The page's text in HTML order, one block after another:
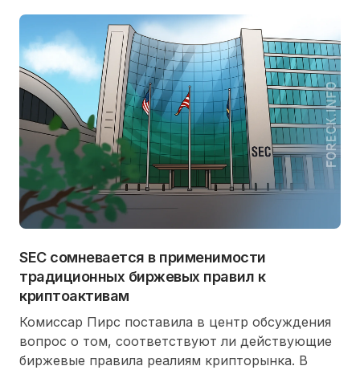
SEC сомневается в применимости
традиционных биржевых правил к
криптоактивам
Комиссар Пирс поставила в центр обсуждения
вопрос о том, соответствуют ли действующие
биржевые правила реалиям крипторынка. В